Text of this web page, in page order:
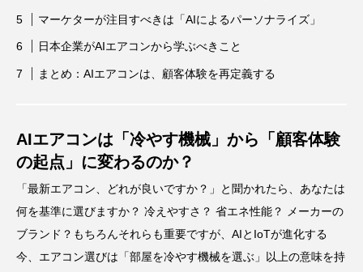
マーケターが注目すべきは「AIによるパーソナライズ」
日本企業がAIエアコンから学ぶべきこと
まとめ：AIエアコンは、顧客体験を再定義する
AIエアコンは「冷やす機械」から「顧客体験
の起点」に変わるのか？
「最新エアコン、どれが良いですか？」と聞かれたら、あなたは
何を基準に選びますか？ 冷えやすさ？ 省エネ性能？ メーカーの
ブランド？もちろんそれらも重要ですが、AIとIoTが進化する
今、エアコン選びは「部屋を冷やす機械を選ぶ」以上の意味を持